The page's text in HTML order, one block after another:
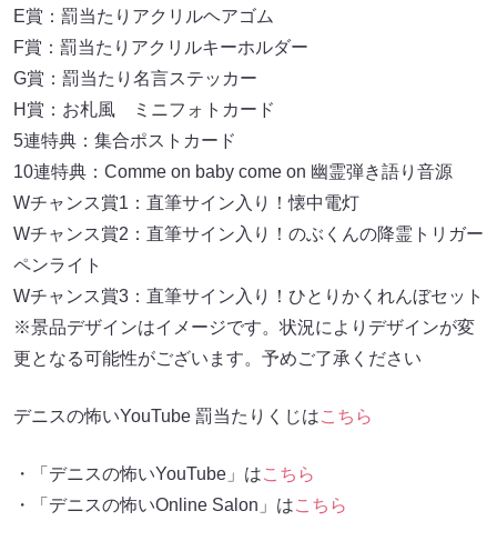
E賞：罰当たりアクリルヘアゴム
F賞：罰当たりアクリルキーホルダー
G賞：罰当たり名言ステッカー
H賞：お札風 ミニフォトカード
5連特典：集合ポストカード
10連特典：Comme on baby come on 幽霊弾き語り音源
Wチャンス賞1：直筆サイン入り！懐中電灯
Wチャンス賞2：直筆サイン入り！のぶくんの降霊トリガー
ペンライト
Wチャンス賞3：直筆サイン入り！ひとりかくれんぼセット
※景品デザインはイメージです。状況によりデザインが変
更となる可能性がございます。予めご了承ください
デニスの怖いYouTube 罰当たりくじはこちら
・「デニスの怖いYouTube」はこちら
・「デニスの怖いOnline Salon」はこちら